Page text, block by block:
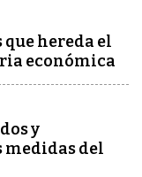
que hereda el
económica
y
medidas del